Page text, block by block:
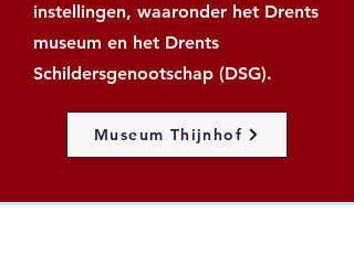
instellingen, waaronder het Drents
museum en het Drents
Schildersgenootschap (DSG).
Museum Thijnhof